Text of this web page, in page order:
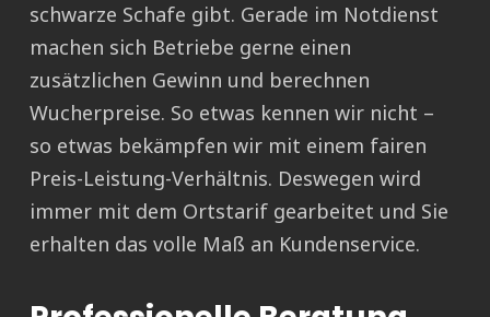
schwarze Schafe gibt. Gerade im Notdienst
machen sich Betriebe gerne einen
zusätzlichen Gewinn und berechnen
Wucherpreise. So etwas kennen wir nicht –
so etwas bekämpfen wir mit einem fairen
Preis-Leistung-Verhältnis. Deswegen wird
immer mit dem Ortstarif gearbeitet und Sie
erhalten das volle Maß an Kundenservice.